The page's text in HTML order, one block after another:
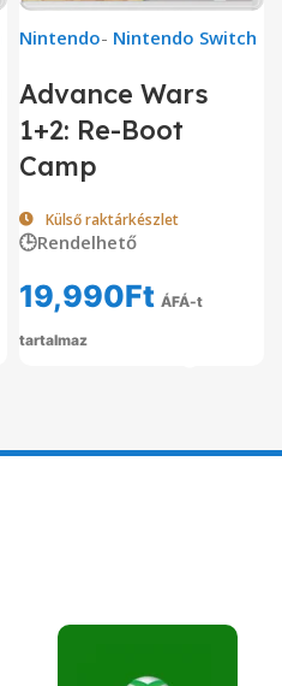
Nintendo- Nintendo Switch
Advance Wars
1+2: Re-Boot
Camp
Külső raktárkészlet
🕒Rendelhető
19,990Ft ÁFÁ-t
tartalmaz